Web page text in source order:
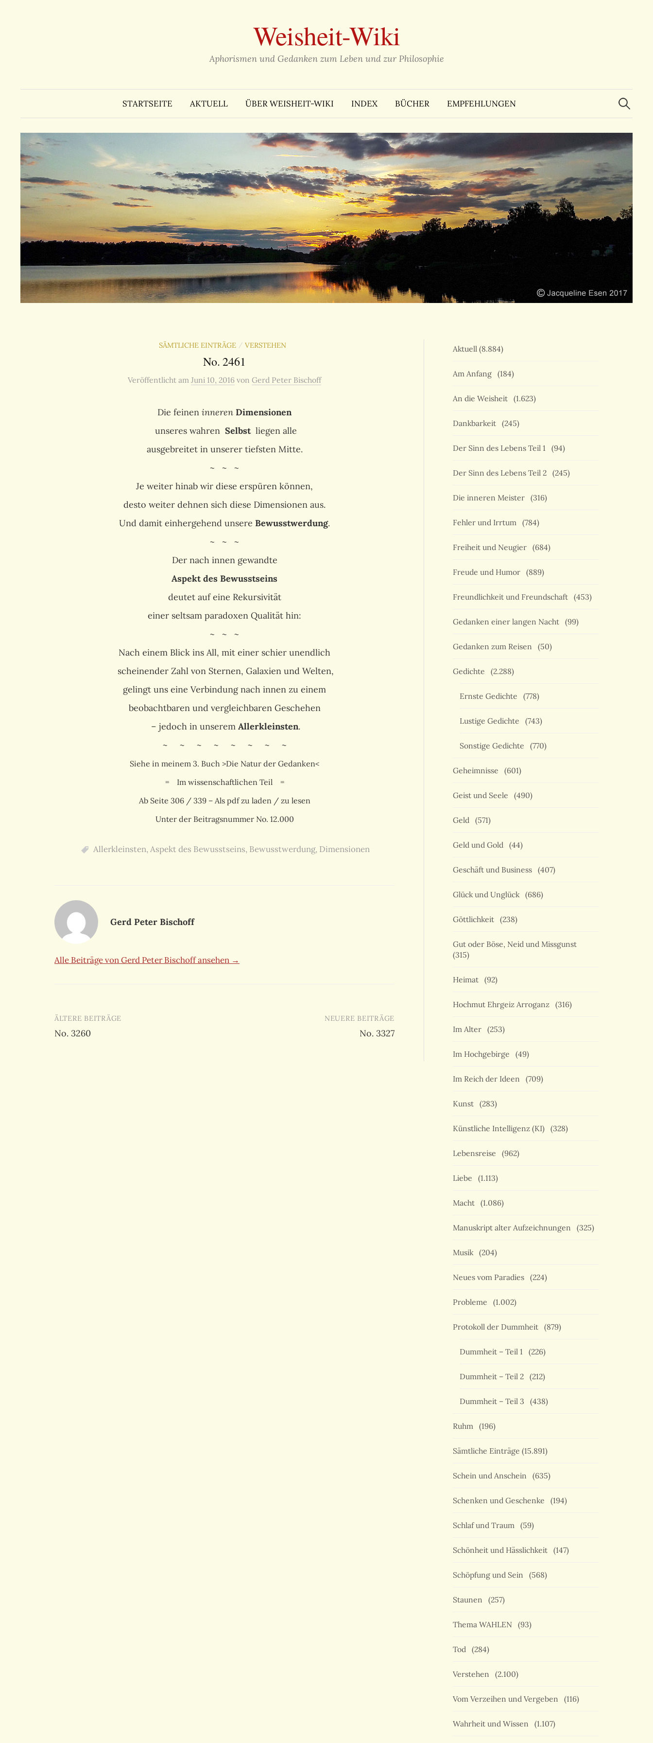
Weisheit-Wiki
Aphorismen und Gedanken zum Leben und zur Philosophie
STARTSEITE AKTUELL ÜBER WEISHEIT-WIKI INDEX BÜCHER EMPFEHLUNGEN
Suchen
nach:
SÄMTLICHE EINTRÄGE / VERSTEHEN
No. 2461
Veröffentlicht am Juni 10, 2016 von Gerd Peter Bischoff
Die feinen inneren Dimensionen
unseres wahren Selbstliegen alle
ausgebreitet in unserer tiefsten Mitte.
~ ~ ~
Je weiter hinab wir diese erspüren können,
desto weiter dehnen sich diese Dimensionen aus.
Und damit einhergehend unsere Bewusstwerdung.
~ ~ ~
Der nach innen gewandte
Aspekt des Bewusstseins
deutet auf eine Rekursivität
einer seltsam paradoxen Qualität hin:
~ ~ ~
Nach einem Blick ins All, mit einer schier unendlich
scheinender Zahl von Sternen, Galaxien und Welten,
gelingt uns eine Verbindung nach innen zu einem
beobachtbaren und vergleichbaren Geschehen
– jedoch in unserem Allerkleinsten.
~ ~ ~ ~ ~ ~ ~ ~
Siehe in meinem 3. Buch >Die Natur der Gedanken<
= Im wissenschaftlichen Teil =
Ab Seite 306 / 339 – Als pdf zu laden / zu lesen
Unter der Beitragsnummer No. 12.000
Allerkleinsten, Aspekt des Bewusstseins, Bewusstwerdung, Dimensionen
Gerd Peter Bischoff
Alle Beiträge von Gerd Peter Bischoff ansehen →
Beitragsnavigation
ÄLTERE BEITRÄGE
No. 3260
NEUERE BEITRÄGE
No. 3327
Aktuell (8.884)
Am Anfang (184)
An die Weisheit (1.623)
Dankbarkeit (245)
Der Sinn des Lebens Teil 1 (94)
Der Sinn des Lebens Teil 2 (245)
Die inneren Meister (316)
Fehler und Irrtum (784)
Freiheit und Neugier (684)
Freude und Humor (889)
Freundlichkeit und Freundschaft (453)
Gedanken einer langen Nacht (99)
Gedanken zum Reisen (50)
Gedichte (2.288)
Ernste Gedichte (778)
Lustige Gedichte (743)
Sonstige Gedichte (770)
Geheimnisse (601)
Geist und Seele (490)
Geld (571)
Geld und Gold (44)
Geschäft und Business (407)
Glück und Unglück (686)
Göttlichkeit (238)
Gut oder Böse, Neid und Missgunst
(315)
Heimat (92)
Hochmut Ehrgeiz Arroganz (316)
Im Alter (253)
Im Hochgebirge (49)
Im Reich der Ideen (709)
Kunst (283)
Künstliche Intelligenz (KI) (328)
Lebensreise (962)
Liebe (1.113)
Macht (1.086)
Manuskript alter Aufzeichnungen (325)
Musik (204)
Neues vom Paradies (224)
Probleme (1.002)
Protokoll der Dummheit (879)
Dummheit – Teil 1 (226)
Dummheit – Teil 2 (212)
Dummheit – Teil 3 (438)
Ruhm (196)
Sämtliche Einträge (15.891)
Schein und Anschein (635)
Schenken und Geschenke (194)
Schlaf und Traum (59)
Schönheit und Hässlichkeit (147)
Schöpfung und Sein (568)
Staunen (257)
Thema WAHLEN (93)
Tod (284)
Verstehen (2.100)
Vom Verzeihen und Vergeben (116)
Wahrheit und Wissen (1.107)